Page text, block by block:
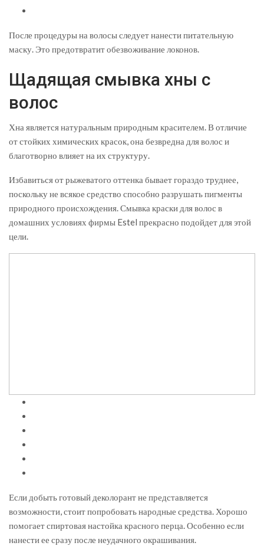
После процедуры на волосы следует нанести питательную
маску. Это предотвратит обезвоживание локонов.
Щадящая смывка хны с
волос
Хна является натуральным природным красителем. В отличие
от стойких химических красок, она безвредна для волос и
благотворно влияет на их структуру.
Избавиться от рыжеватого оттенка бывает гораздо труднее,
поскольку не всякое средство способно разрушать пигменты
природного происхождения. Смывка краски для волос в
домашних условиях фирмы Estel прекрасно подойдет для этой
цели.
Если добыть готовый деколорант не представляется
возможности, стоит попробовать народные средства. Хорошо
помогает спиртовая настойка красного перца. Особенно если
нанести ее сразу после неудачного окрашивания.